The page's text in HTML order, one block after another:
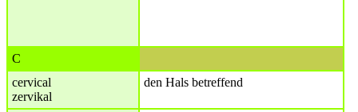
C
cervical
zervikal
den Hals betreffend